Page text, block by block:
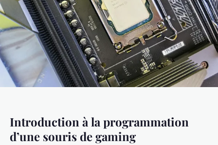
Introduction à la programmation
d’une souris de gaming